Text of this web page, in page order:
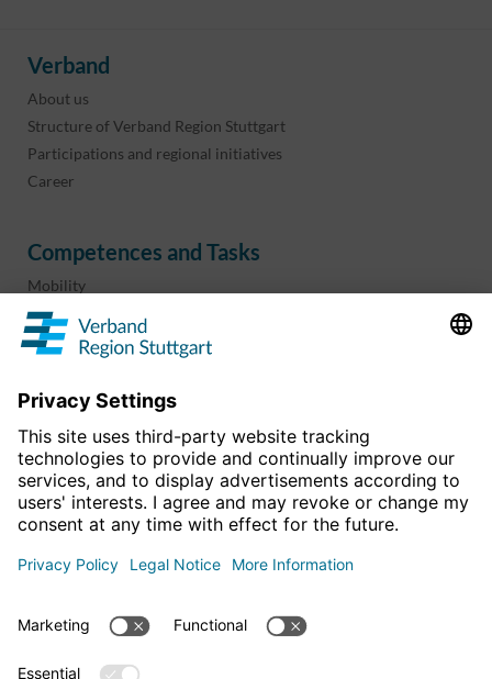
Verband
About us
Structure of Verband Region Stuttgart
Participations and regional initiatives
Career
Competences and Tasks
Mobility
Regional planning
Business development
Projects & programs
overview
Information & Downloads
Publications
The region in numbers